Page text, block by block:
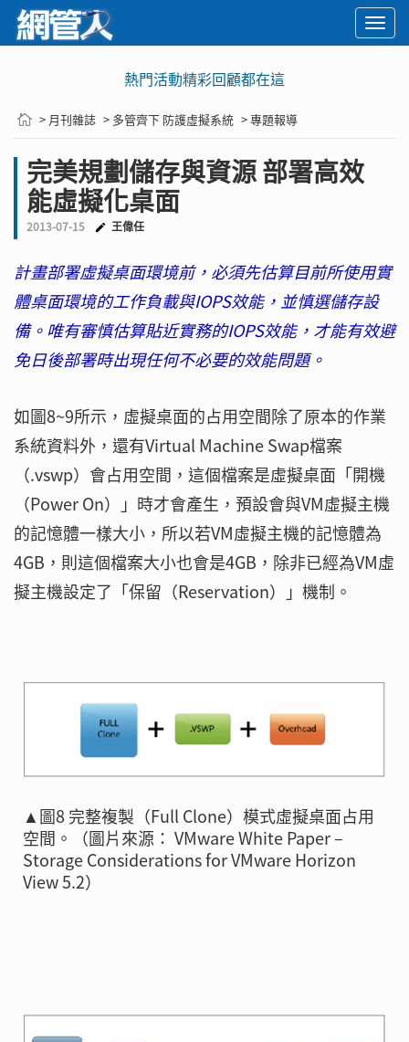
熱門活動精彩回顧都在這
> 月刊雜誌 > 多管齊下 防護虛擬系統 > 專題報導
完美規劃儲存與資源 部署高效
能虛擬化桌面
2013-07-15 王偉任
計畫部署虛擬桌面環境前，必須先估算目前所使用實
體桌面環境的工作負載與IOPS效能，並慎選儲存設
備。唯有審慎估算貼近實務的IOPS效能，才能有效避
免日後部署時出現任何不必要的效能問題。
如圖8~9所示，虛擬桌面的占用空間除了原本的作業
系統資料外，還有Virtual Machine Swap檔案
（.vswp）會占用空間，這個檔案是虛擬桌面「開機
（Power On）」時才會產生，預設會與VM虛擬主機
的記憶體一樣大小，所以若VM虛擬主機的記憶體為
4GB，則這個檔案大小也會是4GB，除非已經為VM虛
擬主機設定了「保留（Reservation）」機制。
▲圖8 完整複製（Full Clone）模式虛擬桌面占用
空間。（圖片來源： VMware White Paper –
Storage Considerations for VMware Horizon
View 5.2）